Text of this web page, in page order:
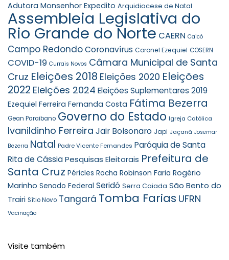
Adutora Monsenhor Expedito Arquidiocese de Natal
Assembleia Legislativa do
Rio Grande do Norte CAERN Caicó
Campo RedondoCoronavírus Coronel Ezequiel COSERN
COVID-19 Currais Novos Câmara Municipal de Santa
Cruz Eleições 2018 Eleições 2020 Eleições
2022 Eleições 2024 Eleições Suplementares 2019
Ezequiel Ferreira Fernanda Costa Fátima Bezerra
Gean Paraibano Governo do Estado Igreja Católica
Ivanildinho Ferreira Jair Bolsonaro Japi Jaçanã Josemar
Bezerra Natal Padre Vicente Fernandes Paróquia de Santa
Rita de CássiaPesquisas Eleitorais Prefeitura de
Santa Cruz Péricles Rocha Robinson Faria Rogério
Marinho Senado Federal Seridó Serra Caiada São Bento do
Trairi Sítio Novo Tangará Tomba Farias UFRN
Vacinação
Visite também